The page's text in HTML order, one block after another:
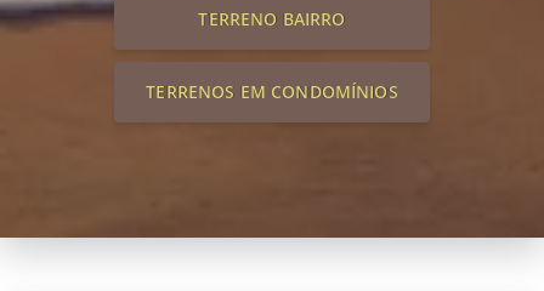
TERRENO BAIRRO
TERRENOS EM CONDOMÍNIOS